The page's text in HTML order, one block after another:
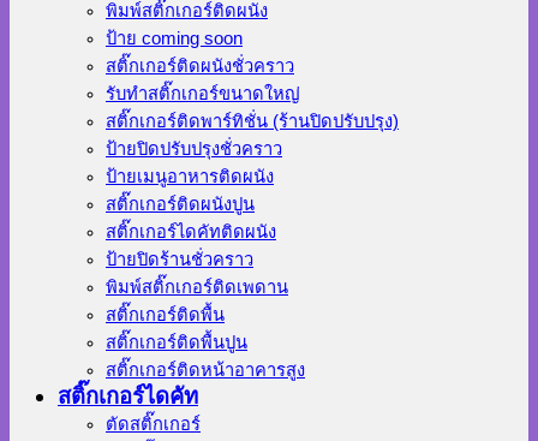
พิมพ์สติ๊กเกอร์ติดผนัง
ป้าย coming soon
สติ๊กเกอร์ติดผนังชั่วคราว
รับทำสติ๊กเกอร์ขนาดใหญ่
สติ๊กเกอร์ติดพาร์ทิชั่น (ร้านปิดปรับปรุง)
ป้ายปิดปรับปรุงชั่วคราว
ป้ายเมนูอาหารติดผนัง
สติ๊กเกอร์ติดผนังปูน
สติ๊กเกอร์ไดคัทติดผนัง
ป้ายปิดร้านชั่วคราว
พิมพ์สติ๊กเกอร์ติดเพดาน
สติ๊กเกอร์ติดพื้น
สติ๊กเกอร์ติดพื้นปูน
สติ๊กเกอร์ติดหน้าอาคารสูง
สติ๊กเกอร์ไดคัท
ตัดสติ๊กเกอร์